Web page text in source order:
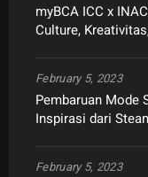
myBCA ICC x
Culture,
Pembaruan Mode
Inspirasi dari
February 5, 2023
February 5, 2023